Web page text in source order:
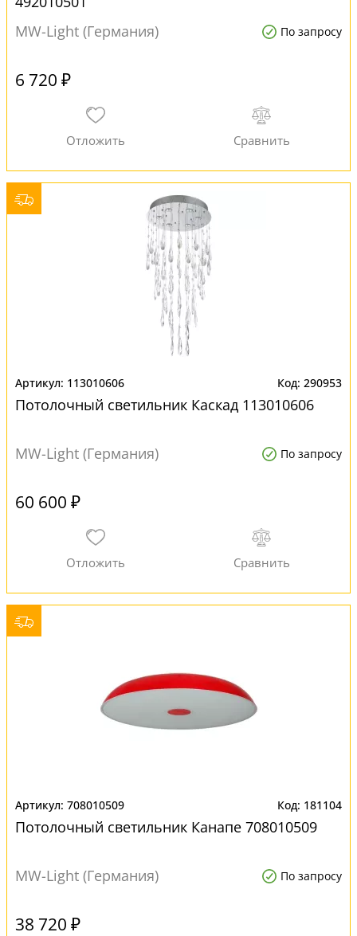
MW-Light (Германия)
По запросу
6 720 ₽
113010606 290953
Потолочный светильник Каскад 113010606
MW-Light (Германия) По запросу
60 600 ₽
708010509 181104
Потолочный светильник Канапе 708010509
MW-Light (Германия) По запросу
38 720 ₽